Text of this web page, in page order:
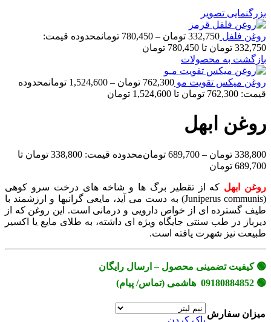
بزرگنمایی تصویر
روغن فلفل 332,750 تومان –
780,450 تومانمحدوده قیمت:
332,750 تومان تا 780,450 تومان
بازگشت به محصولات
روغن‌ میکس تقویت مو 762,300 تومان –
1,524,600 تومانمحدوده
قیمت: 762,300 تومان تا 1,524,600 تومان
روغن ابهل
338,800 تومان –
689,700 تومان
محدوده قیمت: 338,800 تومان تا
689,700 تومان
روغن ابهل که از تقطیر برگ ها و شاخه های درخت سرو کوهی
(Juniperus communis) به دست می آید، مایعی گرانبها و ارزشمند با
طیف گسترده ای از خواص دارویی و درمانی است. این روغن که از
دیرباز در طب سنتی جایگاه ویژه ای داشته، به طلای مایع یا اکسیر
طبیعت نیز شهرت یافته است.
🟢 کیفیت تضمینی محصول – ارسال رایگان
🟢 09180884852 هاشمی (تماس/ پیام)
میزان سفارش
پاک کردن